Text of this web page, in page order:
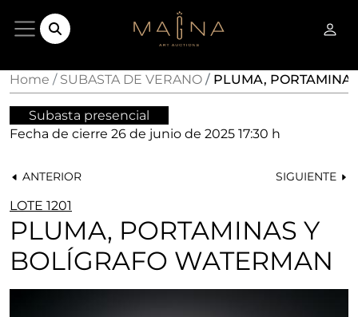
Home SUBASTA DE VERANO PLUMA,
Subasta presencial
Fecha de cierre 26 de junio de 2025 17:30 h
ANTERIOR SIGUIENTE
LOTE 1201
PLUMA, PORTAMINAS Y
BOLÍGRAFO WATERMAN